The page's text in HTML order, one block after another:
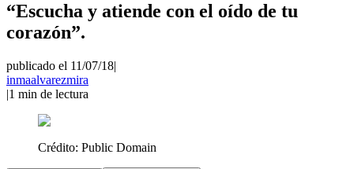
“Escucha y atiende con el oído de tu
corazón”.
publicado el 11/07/18|
inmaalvarezmira
|1 min de lectura
Crédito: Public Domain